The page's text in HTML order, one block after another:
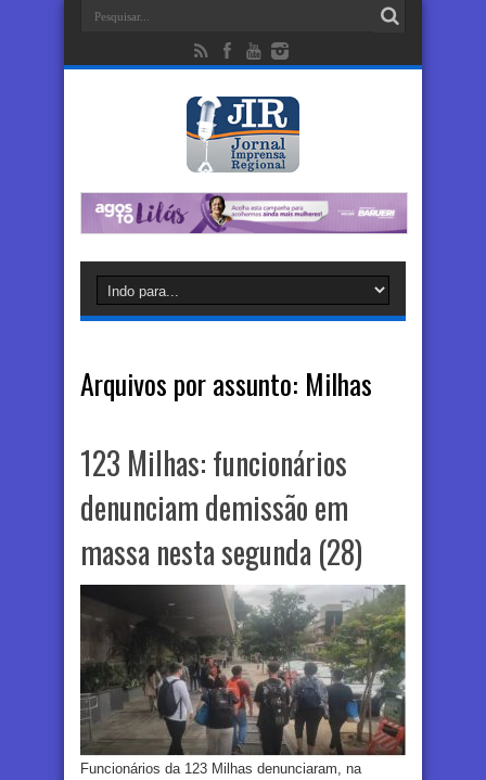
Arquivos por assunto: Milhas
123 Milhas: funcionários
denunciam demissão em
massa nesta segunda (28)
Funcionários da 123 Milhas denunciaram, na